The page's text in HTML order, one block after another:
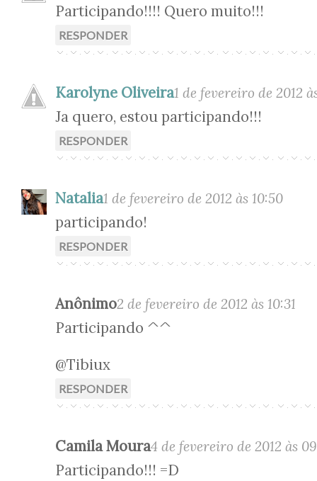
Participando!!!! Quero muito!!!
RESPONDER
Karolyne Oliveira1 de fevereiro de 2012
Ja quero, estou participando!!!
RESPONDER
Natalia1 de fevereiro de 2012 às 10:50
participando!
RESPONDER
Anônimo2 de fevereiro de 2012 às 10:31
Participando ^^
@Tibiux
RESPONDER
Camila Moura4 de fevereiro de 2012 às
Participando!!! =D